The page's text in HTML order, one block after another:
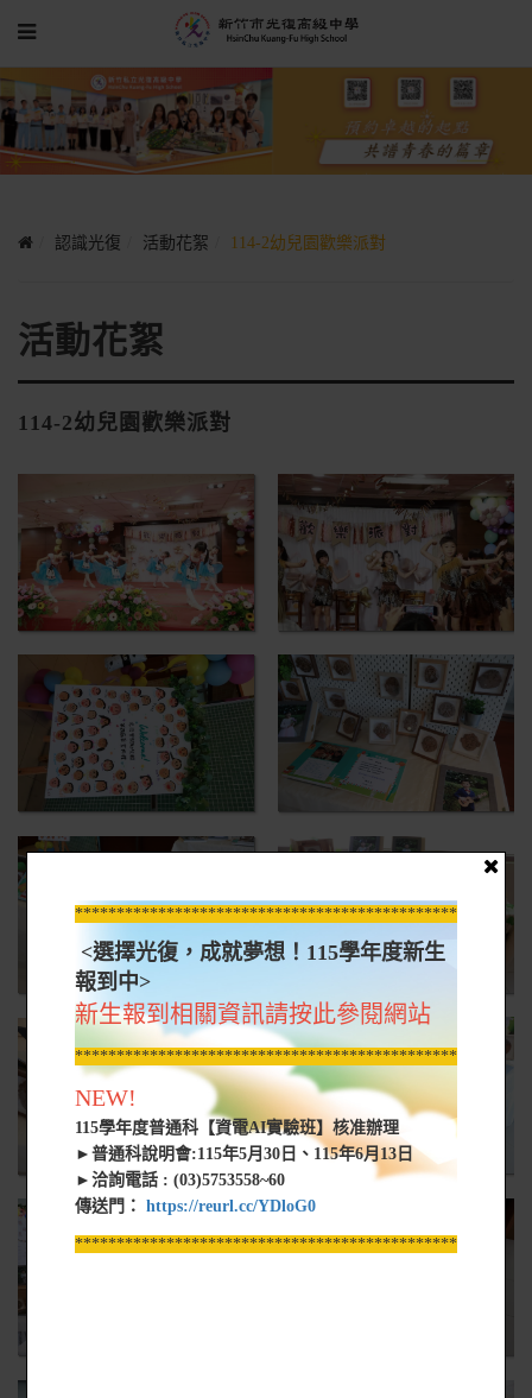
認識光復 活動花絮 114-2幼兒園歡樂派對
活動花絮
114-2幼兒園歡樂派對
*****************************************************
<選擇光復，成就夢想！115學年度新生
報到中>
新生報到相關資訊請按此參閱網站
*****************************************************
NEW!
115學年度普通科【資電AI實驗班】核准辦理
►普通科說明會:115年5月30日、115年6月13日
►洽詢電話 : (03)5753558~60
傳送門： https://reurl.cc/YDloG0
*****************************************************